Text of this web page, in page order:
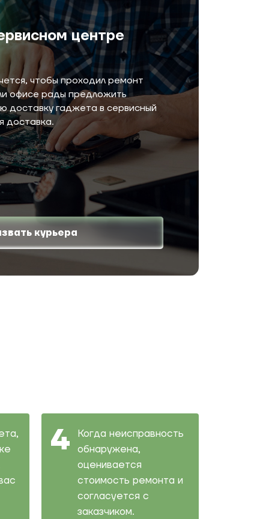
центре
чтобы проходил ремонт
офисе рады предложить
доставку гаджета в сервисный
доставка.
курьера
Когда неисправность
обнаружена,
оценивается
стоимость ремонта и
согласуется с
заказчиком.